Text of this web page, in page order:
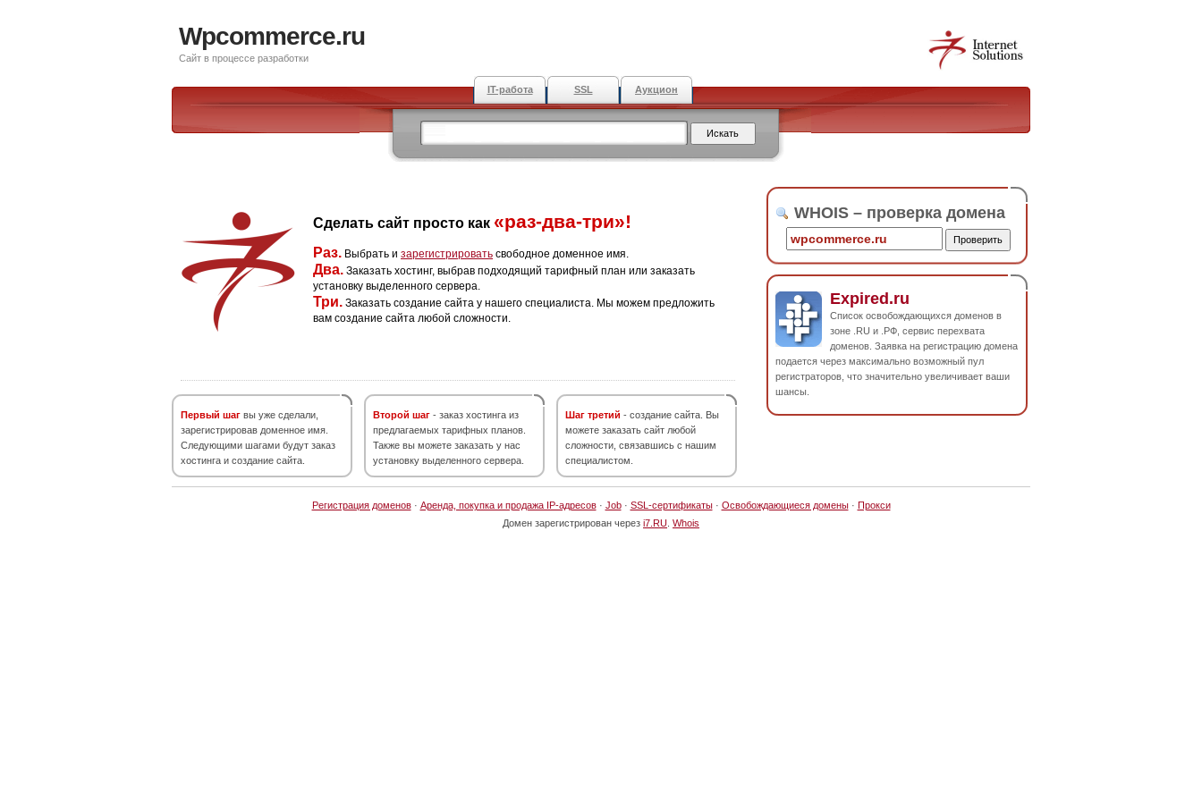
Wpcommerce.ru
Сайт в процессе разработки
IT-работа SSL Аукцион
Сделать сайт просто как «раз-два-три»!
Раз. Выбрать и зарегистрировать свободное доменное имя.
Два. Заказать хостинг, выбрав подходящий тарифный план или заказать
установку выделенного сервера.
Три. Заказать создание сайта у нашего специалиста. Мы можем предложить
вам создание сайта любой сложности.
Первый шаг вы уже сделали,
зарегистрировав доменное имя.
Следующими шагами будут заказ
хостинга и создание сайта.
Второй шаг - заказ хостинга из
предлагаемых тарифных планов.
Также вы можете заказать у нас
установку выделенного сервера.
Шаг третий - создание сайта. Вы
можете заказать сайт любой
сложности, связавшись с нашим
специалистом.
WHOIS – проверка домена
Expired.ru
Список освобождающихся доменов в
зоне .RU и .РФ, сервис перехвата
доменов. Заявка на регистрацию домена
подается через максимально возможный пул
регистраторов, что значительно увеличивает ваши
шансы.
Регистрация доменов· Аренда, покупка и продажа IP-адресов· Job· SSL-сертификаты· Освобождающиеся домены· Прокси
Домен зарегистрирован через i7.RU Whois